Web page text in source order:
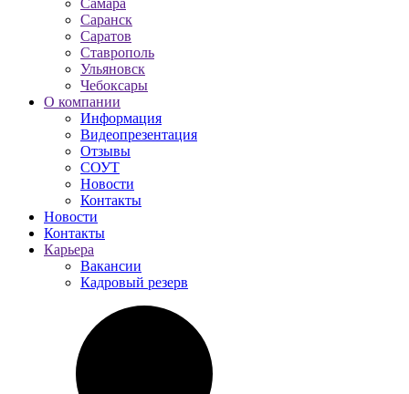
Самара
Саранск
Саратов
Ставрополь
Ульяновск
Чебоксары
О компании
Информация
Видеопрезентация
Отзывы
СОУТ
Новости
Контакты
Новости
Контакты
Карьера
Вакансии
Кадровый резерв